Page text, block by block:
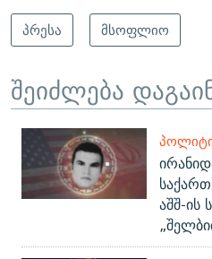
პრესა
მსოფლიო
შეიძლება
აშშ-ის